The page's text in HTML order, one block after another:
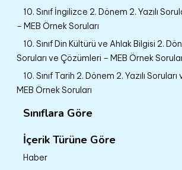
10. Sınıf İngilizce 2. Dönem 2. Yazılı
– MEB Örnek Soruları
10. Sınıf Din Kültürü ve Ahlak Bilgisi 2.
Soruları ve Çözümleri – MEB Örnek
10. Sınıf Tarih 2. Dönem 2. Yazılı
MEB Örnek Soruları
Sınıflara Göre
İçerik Türüne Göre
Haber